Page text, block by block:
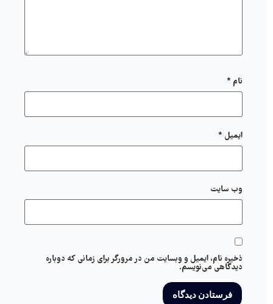
نام *
ایمیل *
وب‌ سایت
ذخیره نام، ایمیل و وبسایت من در مرورگر برای زمانی که دوباره
دیدگاهی می‌نویسم.